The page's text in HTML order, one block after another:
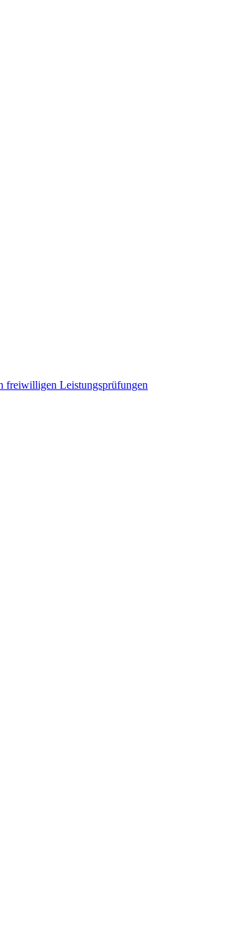
freiwilligen Leistungsprüfungen